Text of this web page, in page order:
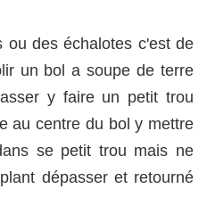
ou des échalotes c'est de
un bol a soupe de terre
y faire un petit trou
au centre du bol y mettre
se petit trou mais ne
dépasser et retourné